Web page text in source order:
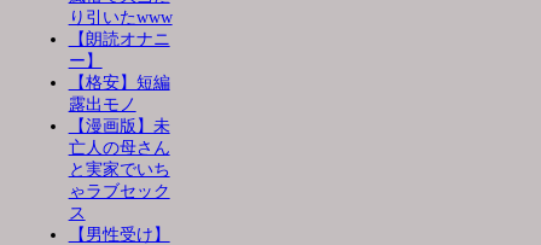
り引いたwww
【朗読オナニ
ー】
【格安】短編
露出モノ
【漫画版】未
亡人の母さん
と実家でいち
ゃラブセック
ス
【男性受け】